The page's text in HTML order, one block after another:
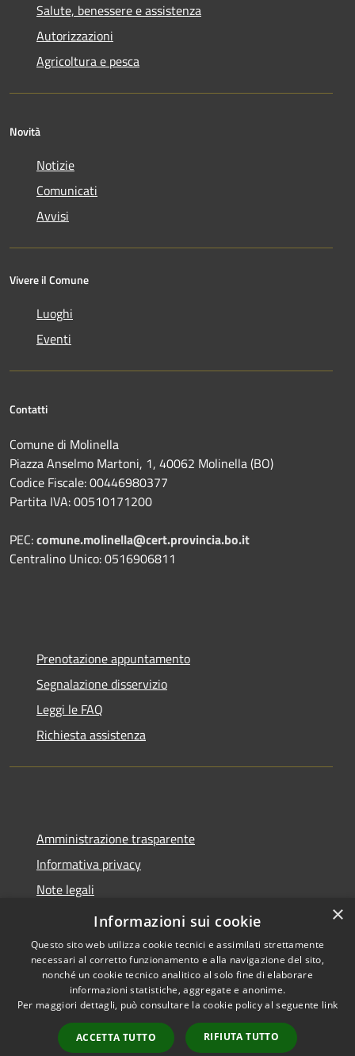
Salute, benessere e assistenza
Autorizzazioni
Agricoltura e pesca
Novità
Notizie
Comunicati
Avvisi
Vivere il Comune
Luoghi
Eventi
Contatti
Comune di Molinella
Piazza Anselmo Martoni, 1, 40062 Molinella (BO)
Codice Fiscale: 00446980377
Partita IVA: 00510171200
PEC:comune.molinella@cert.provincia.bo.it
Centralino Unico: 0516906811
Prenotazione appuntamento
Segnalazione disservizio
Leggi le FAQ
Richiesta assistenza
Amministrazione trasparente
Informativa privacy
Note legali
Dichiarazione di accessibilità
Accessibilità
Copyright © 2026 • Comune di
Molinella • Powered by
Municipium•
Accesso
×
Informazioni sui cookie
Questo sito web utilizza cookie tecnici e assimilati strettamente
necessari al corretto funzionamento e alla navigazione del sito,
nonché un cookie tecnico analitico al solo fine di elaborare
informazioni statistiche, aggregate e anonime.
Per maggiori dettagli, può consultare la cookie policy al seguente link
ACCETTA TUTTO RIFIUTA TUTTO